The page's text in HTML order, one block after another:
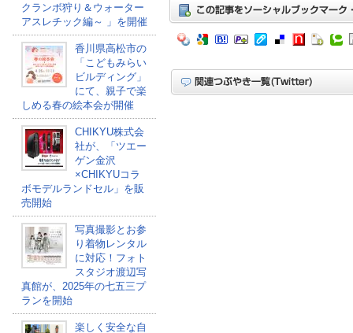
クランボ狩り＆ウォーター
アスレチック編～ 」を開催
香川県高松市の
「こどもみらい
ビルディング」
にて、親子で楽
しめる春の絵本会が開催
CHIKYU株式会
社が、「ツエー
ゲン金沢
×CHIKYUコラ
ボモデルランドセル」を販
売開始
写真撮影とお参
り着物レンタル
に対応！フォト
スタジオ渡辺写
真館が、2025年の七五三プ
ランを開始
楽しく安全な自